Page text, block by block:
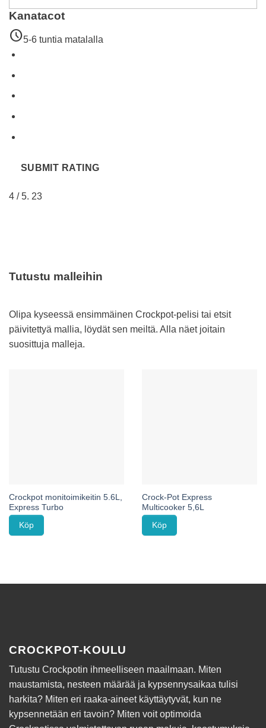
Kanatacot
schedule5-6 tuntia matalalla
SUBMIT RATING
4 / 5. 23
Tutustu malleihin
Olipa kyseessä ensimmäinen Crockpot-pelisi tai etsit
päivitettyä mallia, löydät sen meiltä. Alla näet joitain
suosittuja malleja.
Crockpot monitoimikeitin 5.6L,
Express Turbo
Köp
Crock-Pot Express
Multicooker 5,6L
Köp
CROCKPOT-KOULU
Tutustu Crockpotin ihmeelliseen maailmaan. Miten
maustamista, nesteen määrää ja kypsennysaikaa tulisi
harkita? Miten eri raaka-aineet käyttäytyvät, kun ne
kypsennetään eri tavoin? Miten voit optimoida